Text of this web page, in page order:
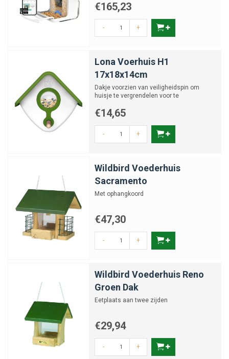
€165,23
- +
Lona Voerhuis H1
17x18x14cm
Dakje voorzien van veiligheidspin om
huisje te vergrendelen voor te
€14,65
- +
Wildbird Voederhuis
Sacramento
Met ophangkoord
€47,30
- +
Wildbird Voederhuis Reno
Groen Dak
Eetplaats aan twee zijden
€29,94
- +